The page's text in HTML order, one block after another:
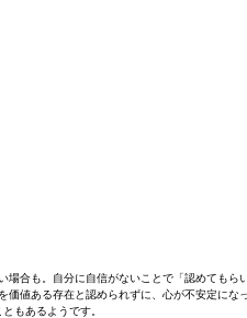
合も。自分に自信がないことで「認めてもら
値ある存在と認められずに、心が不安定にな
もあるようです。